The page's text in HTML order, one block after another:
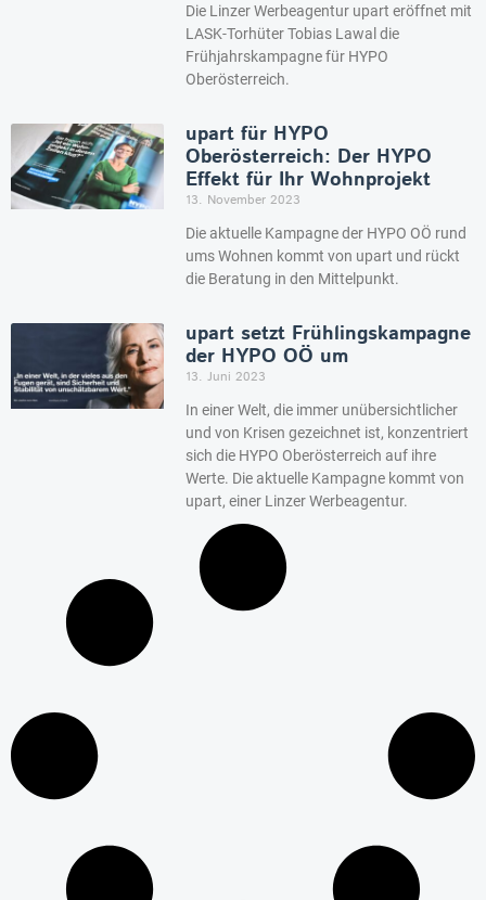
Die Linzer Werbeagentur upart eröffnet mit
LASK-Torhüter Tobias Lawal die
Frühjahrskampagne für HYPO
Oberösterreich.
upart für HYPO
Oberösterreich: Der HYPO
Effekt für Ihr Wohnprojekt
13. November 2023
Die aktuelle Kampagne der HYPO OÖ rund
ums Wohnen kommt von upart und rückt
die Beratung in den Mittelpunkt.
upart setzt Frühlingskampagne
der HYPO OÖ um
13. Juni 2023
In einer Welt, die immer unübersichtlicher
und von Krisen gezeichnet ist, konzentriert
sich die HYPO Oberösterreich auf ihre
Werte. Die aktuelle Kampagne kommt von
upart, einer Linzer Werbeagentur.